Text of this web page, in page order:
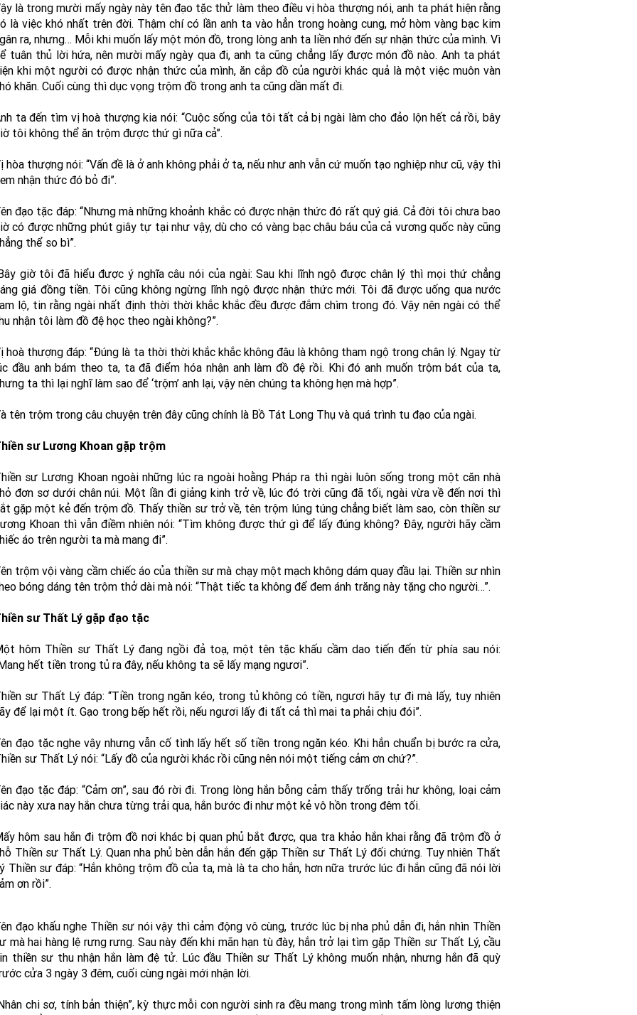
là trong mười mấy ngày này tên đạo tặc thử làm theo điều vị hòa thượng nói, anh ta phát hiện rằng
là việc khó nhất trên đời. Thậm chí có lần anh ta vào hẳn trong hoàng cung, mở hòm vàng bạc kim
ra, nhưng… Mỗi khi muốn lấy một món đồ, trong lòng anh ta liền nhớ đến sự nhận thức của mình. Vì
tuân thủ lời hứa, nên mười mấy ngày qua đi, anh ta cũng chẳng lấy được món đồ nào. Anh ta phát
khi một người có được nhận thức của mình, ăn cắp đồ của người khác quả là một việc muôn vàn
khăn. Cuối cùng thì dục vọng trộm đồ trong anh ta cũng dần mất đi.
ta đến tìm vị hoà thượng kia nói: “Cuộc sống của tôi tất cả bị ngài làm cho đảo lộn hết cả rồi, bây
tôi không thể ăn trộm được thứ gì nữa cả”.
hòa thượng nói: “Vấn đề là ở anh không phải ở ta, nếu như anh vẫn cứ muốn tạo nghiệp như cũ, vậy thì
nhận thức đó bỏ đi”.
đạo tặc đáp: “Nhưng mà những khoảnh khắc có được nhận thức đó rất quý giá. Cả đời tôi chưa bao
có được những phút giây tự tại như vậy, dù cho có vàng bạc châu báu của cả vương quốc này cũng
thể so bì”.
giờ tôi đã hiểu được ý nghĩa câu nói của ngài: Sau khi lĩnh ngộ được chân lý thì mọi thứ chẳng
giá đồng tiền. Tôi cũng không ngừng lĩnh ngộ được nhận thức mới. Tôi đã được uống qua nước
lộ, tin rằng ngài nhất định thời thời khắc khắc đều được đắm chìm trong đó. Vậy nên ngài có thể
nhận tôi làm đồ đệ học theo ngài không?”.
hoà thượng đáp: “Đúng là ta thời thời khắc khắc không đâu là không tham ngộ trong chân lý. Ngay từ
đầu anh bám theo ta, ta đã điểm hóa nhận anh làm đồ đệ rồi. Khi đó anh muốn trộm bát của ta,
ta thì lại nghĩ làm sao để ‘trộm’ anh lại, vậy nên chúng ta không hẹn mà hợp”.
tên trộm trong câu chuyện trên đây cũng chính là Bồ Tát Long Thụ và quá trình tu đạo của ngài.
sư Lương Khoan gặp trộm
sư Lương Khoan ngoài những lúc ra ngoài hoằng Pháp ra thì ngài luôn sống trong một căn nhà
đơn sơ dưới chân núi. Một lần đi giảng kinh trở về, lúc đó trời cũng đã tối, ngài vừa về đến nơi thì
gặp một kẻ đến trộm đồ. Thấy thiền sư trở về, tên trộm lúng túng chẳng biết làm sao, còn thiền sư
Khoan thì vẫn điềm nhiên nói: “Tìm không được thứ gì để lấy đúng không? Đây, người hãy cầm
áo trên người ta mà mang đi”.
trộm vội vàng cầm chiếc áo của thiền sư mà chạy một mạch không dám quay đầu lại. Thiền sư nhìn
bóng dáng tên trộm thở dài mà nói: “Thật tiếc ta không để đem ánh trăng này tặng cho người…”.
sư Thất Lý gặp đạo tặc
hôm Thiền sư Thất Lý đang ngồi đả toạ, một tên tặc khấu cầm dao tiến đến từ phía sau nói:
hết tiền trong tủ ra đây, nếu không ta sẽ lấy mạng ngươi”.
sư Thất Lý đáp: “Tiền trong ngăn kéo, trong tủ không có tiền, ngươi hãy tự đi mà lấy, tuy nhiên
để lại một ít. Gạo trong bếp hết rồi, nếu ngươi lấy đi tất cả thì mai ta phải chịu đói”.
đạo tặc nghe vậy nhưng vẫn cố tình lấy hết số tiền trong ngăn kéo. Khi hắn chuẩn bị bước ra cửa,
sư Thất Lý nói: “Lấy đồ của người khác rồi cũng nên nói một tiếng cảm ơn chứ?”.
đạo tặc đáp: “Cảm ơn”, sau đó rời đi. Trong lòng hắn bỗng cảm thấy trống trải hư không, loại cảm
này xưa nay hắn chưa từng trải qua, hắn bước đi như một kẻ vô hồn trong đêm tối.
hôm sau hắn đi trộm đồ nơi khác bị quan phủ bắt được, qua tra khảo hắn khai rằng đã trộm đồ ở
Thiền sư Thất Lý. Quan nha phủ bèn dẫn hắn đến gặp Thiền sư Thất Lý đối chứng. Tuy nhiên Thất
Thiền sư đáp: “Hắn không trộm đồ của ta, mà là ta cho hắn, hơn nữa trước lúc đi hắn cũng đã nói lời
ơn rồi”.
đạo khấu nghe Thiền sư nói vậy thì cảm động vô cùng, trước lúc bị nha phủ dẫn đi, hắn nhìn Thiền
mà hai hàng lệ rưng rưng. Sau này đến khi mãn hạn tù đày, hắn trở lại tìm gặp Thiền sư Thất Lý, cầu
thiền sư thu nhận hắn làm đệ tử. Lúc đầu Thiền sư Thất Lý không muốn nhận, nhưng hắn đã quỳ
cửa 3 ngày 3 đêm, cuối cùng ngài mới nhận lời.
chi sơ, tính bản thiện”, kỳ thực mỗi con người sinh ra đều mang trong mình tấm lòng lương thiện